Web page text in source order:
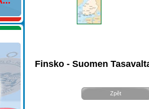
Finsko - Suomen
Zpět